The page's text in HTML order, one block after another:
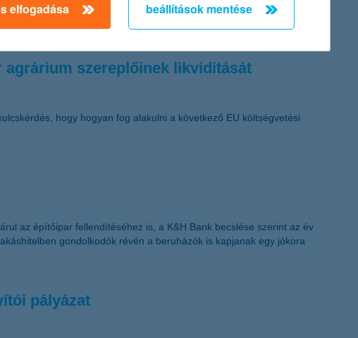
agrárium szereplőinek likviditását
hogy hogyan fog alakulni a következő EU költségvetési
az építőipar fellendítéséhez is, a K&H Bank becslése szerint az év
gondolkodók révén a beruházók is kapjanak egy jókora
pályázat
elfogadása beállítások mentése